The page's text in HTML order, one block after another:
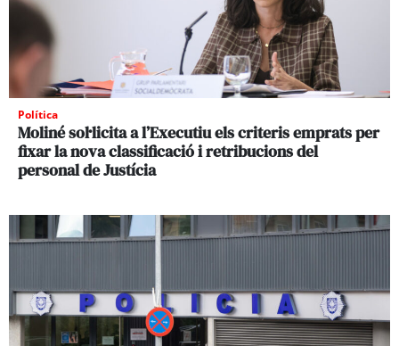
Política
Moliné sol·licita a l’Executiu els criteris emprats per
fixar la nova classificació i retribucions del
personal de Justícia